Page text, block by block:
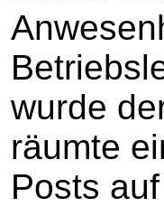
wurde
räumte
Posts